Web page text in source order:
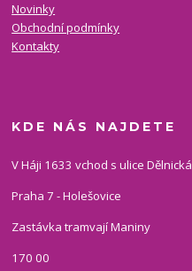
Novinky
Obchodní podmínky
Kontakty
KDE NÁS NAJDETE
V Háji 1633 vchod s ulice Dělnická
Praha 7 - Holešovice
Zastávka tramvají Maniny
170 00